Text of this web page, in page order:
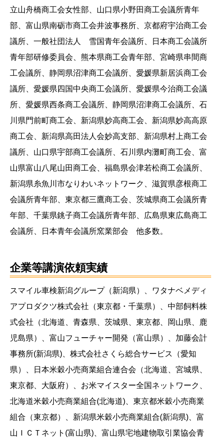
立山舟橋商工会女性部、山口県小野田商工会議所青年
部、富山県南砺市商工会井波事務所、京都府宇治商工会
議所、一般社団法人 雪国青年会議所、日本商工会議所
青年部研修委員会、熊本県商工会青年部、宮崎県串間商
工会議所、静岡県沼津商工会議所、愛媛県新居浜商工会
議所、愛媛県四国中央商工会議所、愛媛県今治商工会議
所、愛媛県西条商工会議所、静岡県沼津商工会議所、石
川県門前町商工会、新潟県妙高商工会、新潟県妙高高原
商工会、新潟県高田法人会妙高支部、新潟県村上商工会
議所、山口県宇部商工会議所、石川県内灘町商工会、富
山県富山八尾山田商工会、福島県会津若松商工会議所、
新潟県糸魚川市なりわいネットワーク、滋賀県彦根商工
会議所青年部、東京都三鷹商工会、茨城県商工会議所青
年部、千葉県銚子商工会議所青年部、広島県東広島商工
会議所、日本青年会議所窯業部会 他多数。
企業等講演依頼実績
スマイル車検新潟グループ（新潟県）、ワタナベメディ
アプロダクツ株式会社（東京都・千葉県）、中部飼料株
式会社（北海道、青森県、茨城県、東京都、岡山県、鹿
児島県）、富山フューチャー開発（富山県）、加藤会計
事務所(新潟県)、株式会社さくら総合サービス（愛知
県）、日本米穀小売商業組合連合会（北海道、宮城県、
東京都、大阪府）、お米マイスター全国ネットワーク、
北海道米穀小売商業組合(北海道)、東京都米穀小売商業
組合（東京都）、新潟県米穀小売商業組合(新潟県)、富
山ＩＣＴネット(富山県)、富山県宅地建物取引業協会青